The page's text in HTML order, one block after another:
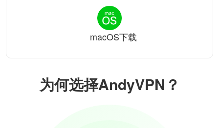
为何选择AndyVPN？
macOS下载